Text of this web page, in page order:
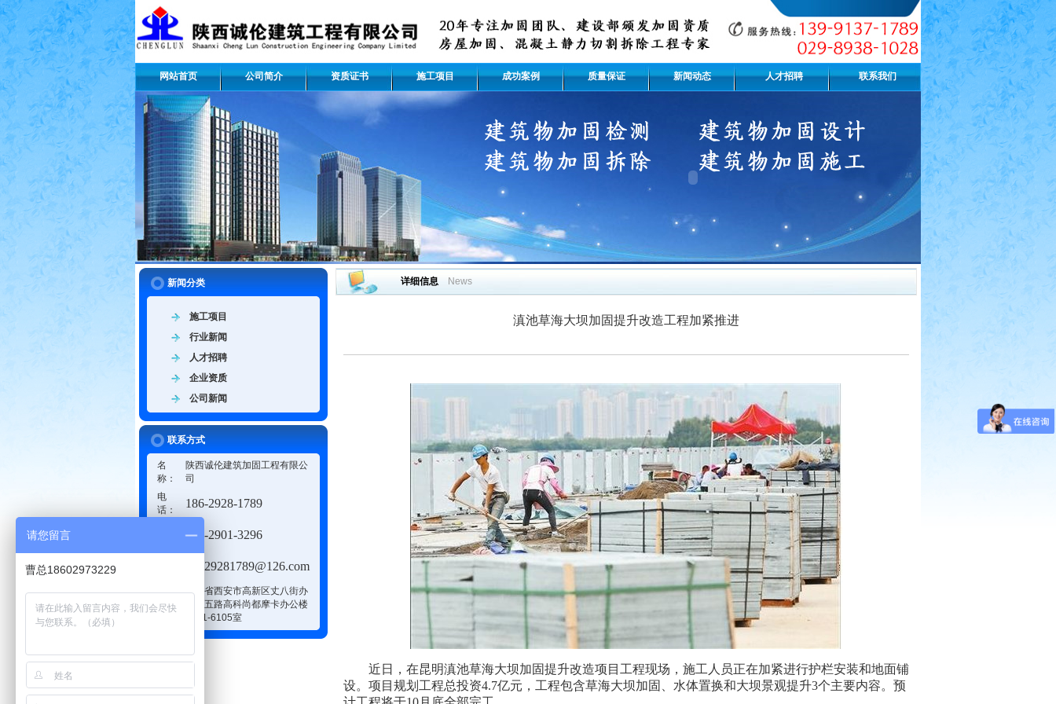
网站首页 公司简介 资质证书 施工项目 成功案例 质量保证 新闻动态 人才招聘 联系我们
新闻分类
施工项目
行业新闻
人才招聘
企业资质
公司新闻
联系方式
名
称：
陕西诚伦建筑加固工程有限公
司
电
话：
186-2928-1789
186-2901-3296
18629281789@126.com
址：
陕西省西安市高新区丈八街办
丈八五路高科尚都摩卡办公楼
6101-6105室
详细信息 News
滇池草海大坝加固提升改造工程加紧推进
近日，在昆明滇池草海大坝加固提升改造项目工程现场，施工人员正在加紧进行护栏安装和地面铺
设。项目规划工程总投资4.7亿元，工程包含草海大坝加固、水体置换和大坝景观提升3个主要内容。预
请您留言
曹总18602973229